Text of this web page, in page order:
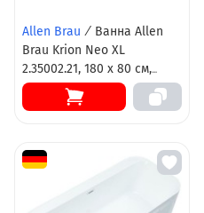
Allen Brau / Ванна Allen
Brau Krion Neo XL
2.35002.21, 180 х 80 см,
искусственный камень,
цвет белый матовый